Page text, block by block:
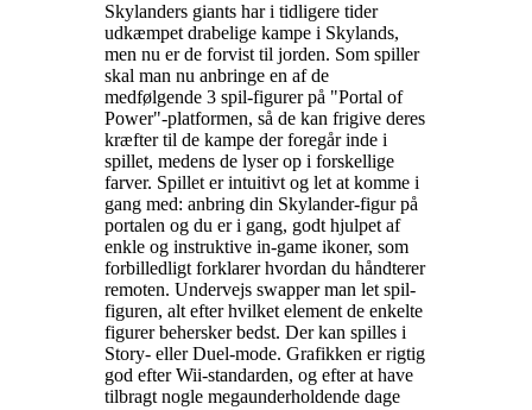
Skylanders giants har i tidligere tider
udkæmpet drabelige kampe i Skylands,
men nu er de forvist til jorden. Som spiller
skal man nu anbringe en af de
medfølgende 3 spil-figurer på "Portal of
Power"-platformen, så de kan frigive deres
kræfter til de kampe der foregår inde i
spillet, medens de lyser op i forskellige
farver. Spillet er intuitivt og let at komme i
gang med: anbring din Skylander-figur på
portalen og du er i gang, godt hjulpet af
enkle og instruktive in-game ikoner, som
forbilledligt forklarer hvordan du håndterer
remoten. Undervejs swapper man let spil-
figuren, alt efter hvilket element de enkelte
figurer behersker bedst. Der kan spilles i
Story- eller Duel-mode. Grafikken er rigtig
god efter Wii-standarden, og efter at have
tilbragt nogle megaunderholdende dage